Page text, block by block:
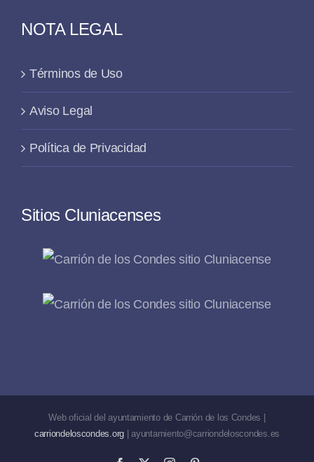
NOTA LEGAL
Términos de Uso
Aviso Legal
Política de Privacidad
Sitios Cluniacenses
Web oficial del ayuntamiento de Carrión de los Condes |
carriondeloscondes.org | ayuntamiento@carriondeloscondes.es